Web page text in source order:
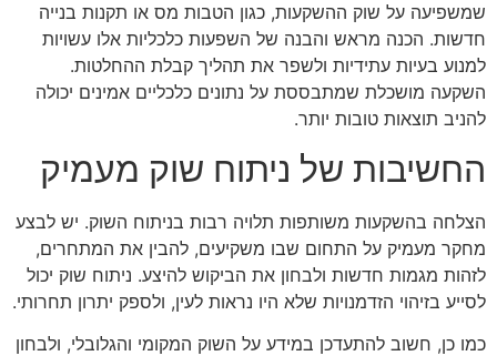
שמשפיעה על שוק ההשקעות, כגון הטבות מס או תקנות בנייה
חדשות. הכנה מראש והבנה של השפעות כלכליות אלו עשויות
למנוע בעיות עתידיות ולשפר את תהליך קבלת ההחלטות.
השקעה מושכלת שמתבססת על נתונים כלכליים אמינים יכולה
להניב תוצאות טובות יותר.
החשיבות של ניתוח שוק מעמיק
הצלחה בהשקעות משותפות תלויה רבות בניתוח השוק. יש לבצע
מחקר מעמיק על התחום שבו משקיעים, להבין את המתחרים,
לזהות מגמות חדשות ולבחון את הביקוש להיצע. ניתוח שוק יכול
לסייע בזיהוי הזדמנויות שלא היו נראות לעין, ולספק יתרון תחרותי.
כמו כן, חשוב להתעדכן במידע על השוק המקומי והגלובלי, ולבחון